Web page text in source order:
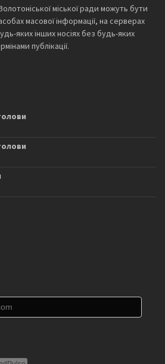
міської ради можуть бути
масової інформації, на серверах
яких інших носіях без будь-яких
публікації.